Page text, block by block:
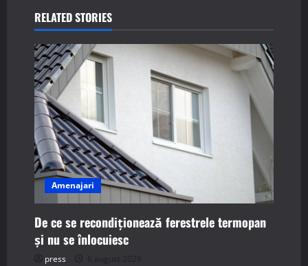
a
v
i
g
a
t
i
o
n
RELATED STORIES
Amenajari
De ce se recondiționează ferestrele termopan
și nu se înlocuiesc
press 6 august 2026